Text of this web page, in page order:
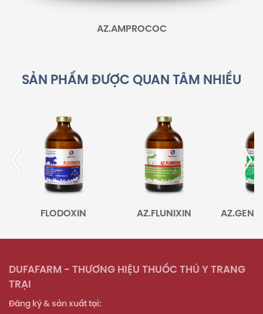
AZ.AMPROCOC
SẢN PHẨM ĐƯỢC QUAN TÂM NHIỀU
FLODOXIN AZ.FLUNIXIN
DUFAFARM - THƯƠNG HIỆU THUỐC THÚ Y TRANG
TRẠI
Đăng ký & sản xuất tại: